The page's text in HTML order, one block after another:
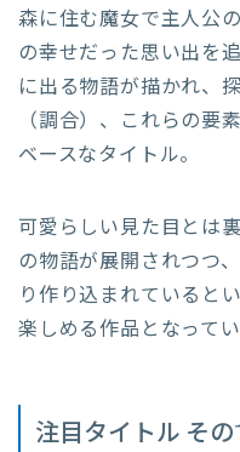
森に住む魔女で主人公
の幸せだった思い出を
に出る物語が描かれ、
（調合）、これらの要
ベースなタイトル。
可愛らしい見た目とは
の物語が展開されつつ
り作り込まれていると
楽しめる作品となって
注目タイトル そ